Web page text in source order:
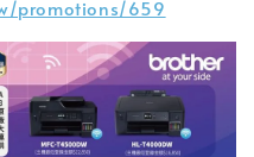
promotions/659